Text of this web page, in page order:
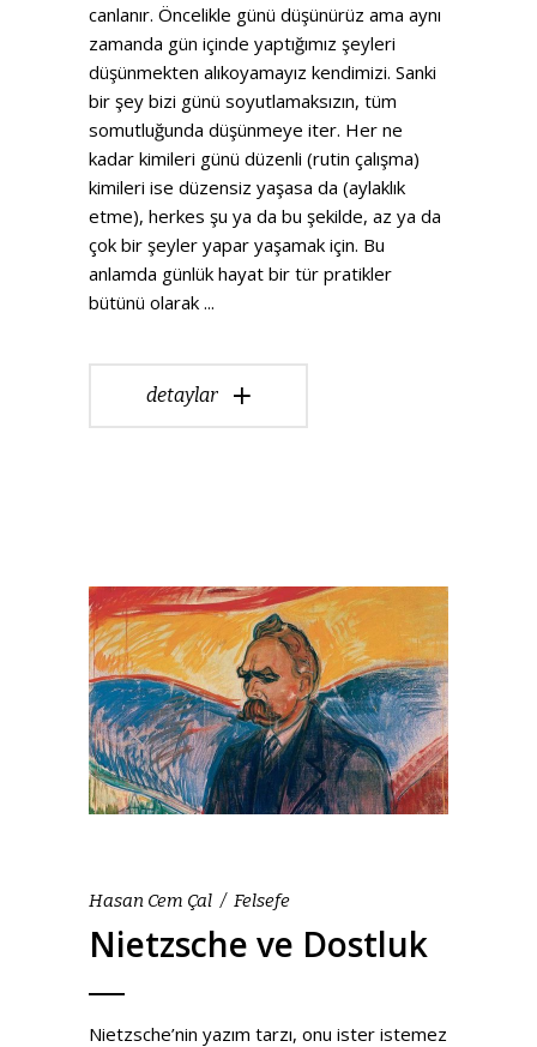
canlanır. Öncelikle günü düşünürüz ama aynı
zamanda gün içinde yaptığımız şeyleri
düşünmekten alıkoyamayız kendimizi. Sanki
bir şey bizi günü soyutlamaksızın, tüm
somutluğunda düşünmeye iter. Her ne
kadar kimileri günü düzenli (rutin çalışma)
kimileri ise düzensiz yaşasa da (aylaklık
etme), herkes şu ya da bu şekilde, az ya da
çok bir şeyler yapar yaşamak için. Bu
anlamda günlük hayat bir tür pratikler
bütünü olarak
detaylar
Hasan Cem Çal Felsefe
Nietzsche ve Dostluk
Nietzsche’nin yazım tarzı, onu ister istemez